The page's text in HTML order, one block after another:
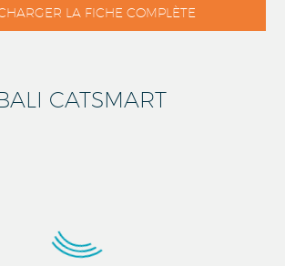
LA FICHE COMPLÈTE
CATSMART